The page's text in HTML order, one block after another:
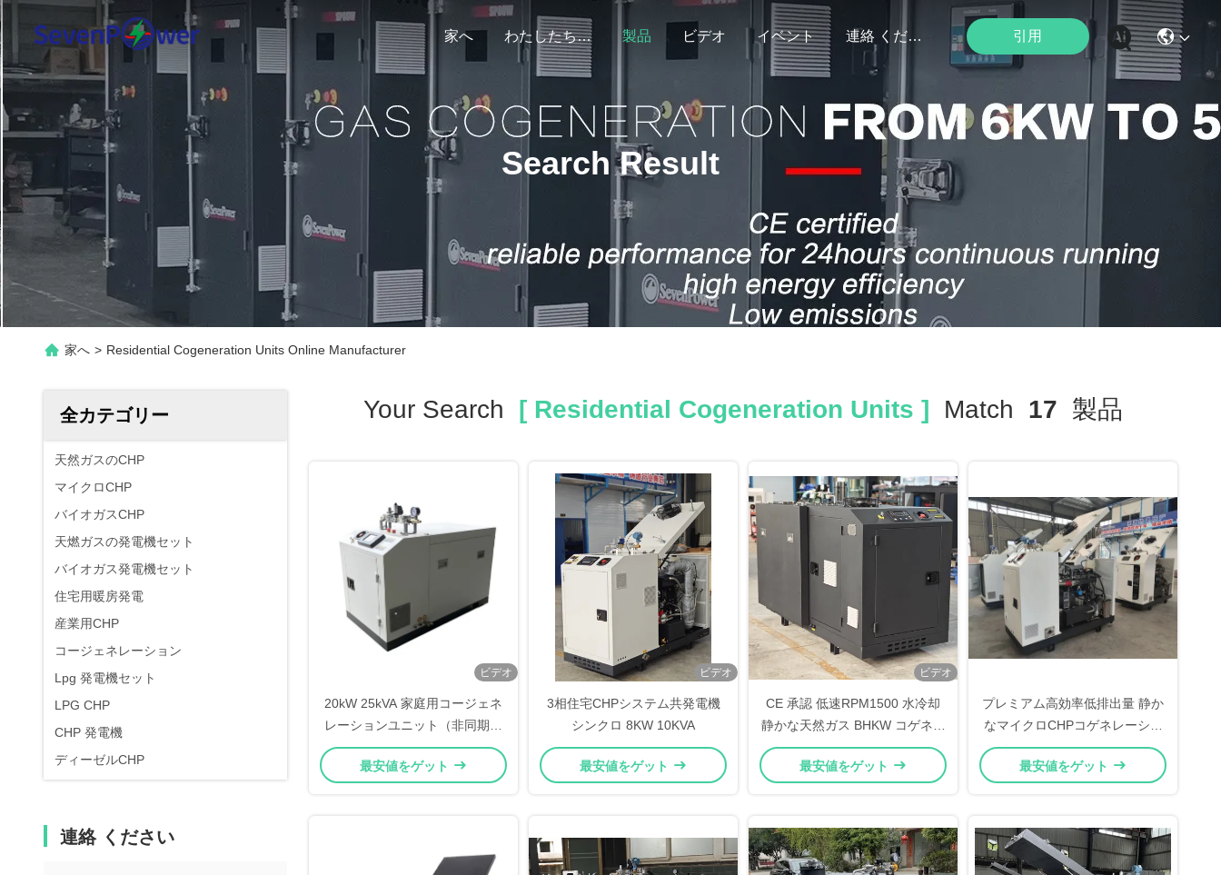
家へ わたしたち に つい て 製品 ビデオ イベント 連絡 ください 引用
Search Result
家へ > Residential Cogeneration Units Online Manufacturer
全カテゴリー
天然ガスのCHP
マイクロCHP
バイオガスCHP
天燃ガスの発電機セット
バイオガス発電機セット
住宅用暖房発電
産業用CHP
コージェネレーション
Lpg 発電機セット
LPG CHP
CHP 発電機
ディーゼルCHP
連絡 ください
Your Search [ Residential Cogeneration Units ] Match 17 製品
ビデオ
20kW 25kVA 家庭用コージェネ
レーションユニット（非同期水
冷オルタネーター搭載）
最安値をゲット
ビデオ
3相住宅CHPシステム共発電機
シンクロ 8KW 10KVA
最安値をゲット
ビデオ
CE 承認 低速RPM1500 水冷却
静かな天然ガス BHKW コゲネレ
ーター 30kw 40kva CHP
最安値をゲット
プレミアム高効率低排出量 静か
なマイクロCHPコゲネレーショ
ンユニット 8kw 10kVA
最安値をゲット